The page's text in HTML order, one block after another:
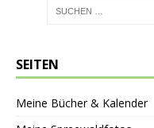
SEITEN
Meine Bücher & Kalender